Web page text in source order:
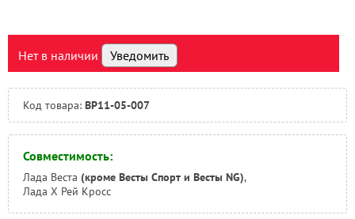
Под заказ
Тюмень:
Под заказ
Нет в наличии Уведомить
Код товара: BP11-05-007
Совместимость:
Лада Веста (кроме Весты Спорт и Весты NG),
Лада Х Рей Кросс